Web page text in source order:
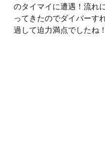
のタイマイに遭遇！流れ
ってきたのでダイバーす
過して迫力満点でしたね！